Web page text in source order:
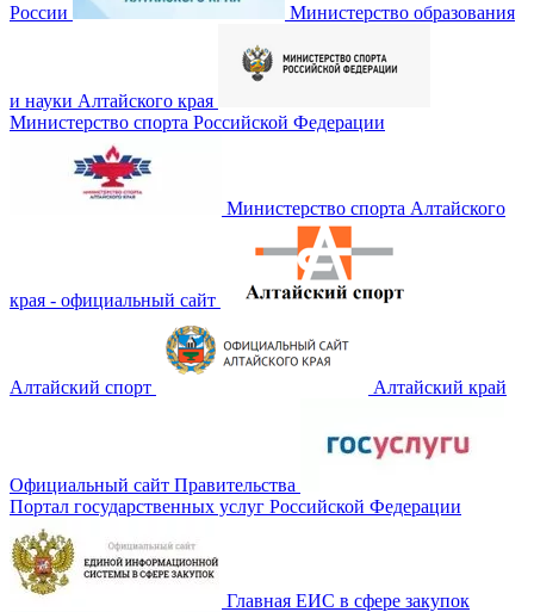
России Министерство образования
и науки Алтайского края
Министерство спорта Российской Федерации
Министерство спорта Алтайского
края - официальный сайт
Алтайский спорт Алтайский край
Официальный сайт Правительства
Портал государственных услуг Российской Федерации
Главная ЕИС в сфере закупок